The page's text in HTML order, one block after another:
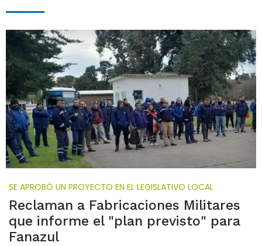
SE APROBÓ UN PROYECTO EN EL LEGISLATIVO LOCAL
Reclaman a Fabricaciones Militares
que informe el "plan previsto" para
Fanazul